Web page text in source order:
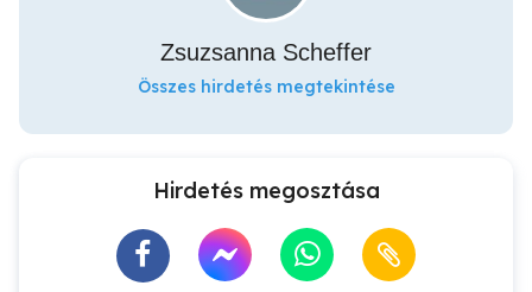
Zsuzsanna Scheffer
Összes hirdetés megtekintése
Hirdetés megosztása